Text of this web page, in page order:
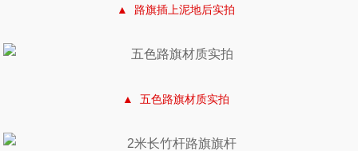
▲ 路旗插上泥地后实拍
▲ 五色路旗材质实拍